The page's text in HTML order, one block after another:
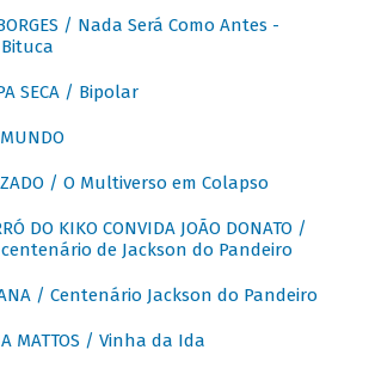
/ Nada Será Como Antes -
SECA / Bipolar
/ O Multiverso em Colapso
DO KIKO CONVIDA JOÃO DONATO /
de Jackson do Pandeiro
/ Centenário Jackson do Pandeiro
MATTOS / Vinha da Ida